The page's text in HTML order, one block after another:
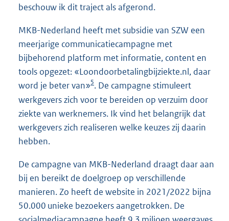
beschouw ik dit traject als afgerond.
MKB-Nederland heeft met subsidie van SZW een
meerjarige communicatiecampagne met
bijbehorend platform met informatie, content en
tools opgezet: «Loondoorbetalingbijziekte.nl, daar
word je beter van»5. De campagne stimuleert
werkgevers zich voor te bereiden op verzuim door
ziekte van werknemers. Ik vind het belangrijk dat
werkgevers zich realiseren welke keuzes zij daarin
hebben.
De campagne van MKB-Nederland draagt daar aan
bij en bereikt de doelgroep op verschillende
manieren. Zo heeft de website in 2021/2022 bijna
50.000 unieke bezoekers aangetrokken. De